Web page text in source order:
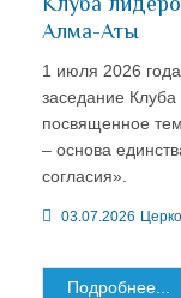
Алма-Аты
1 июля 2026
заседание
посвященное
– основа
согласия».
03.07.2026
Подробнее...